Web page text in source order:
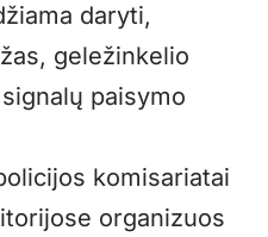
daryti,
geležinkelio
paisymo
komisariatai
organizuos